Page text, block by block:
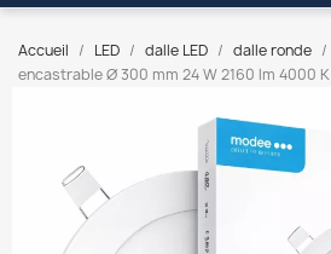
Accueil LED dalle LED dalle ronde
encastrable Ø 300 mm 24 W 2160 lm 4000 K